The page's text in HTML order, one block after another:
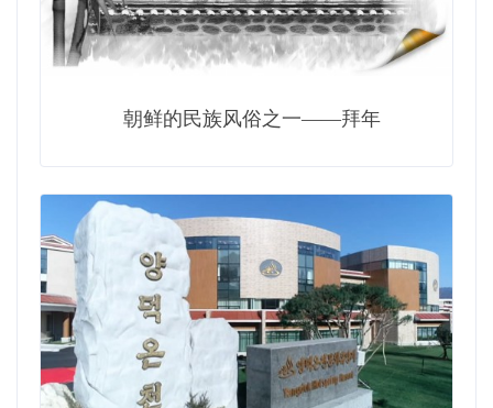
朝鲜的民族风俗之一——拜年